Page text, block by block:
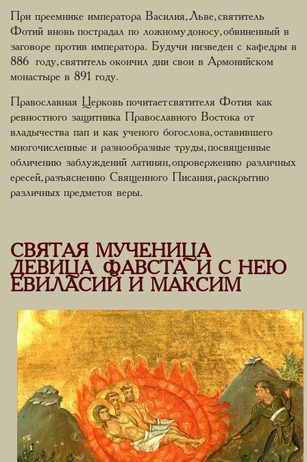
При преемнике императора Василия, Льве, святитель
Фотий вновь пострадал по ложному доносу, обвиненный в
заговоре против императора. Будучи низведен с кафедры в
886 году, святитель окончил дни свои в Армонийском
монастыре в 891 году.
Православная Церковь почитает святителя Фотия как
ревностного защитника Православного Востока от
владычества пап и как ученого богослова, оставившего
многочисленные и разнообразные труды, посвященные
обличению заблуждений латинян, опровержению различных
ересей, разъяснению Священного Писания, раскрытию
различных предметов веры.
СВЯТАЯ МУЧЕНИЦА
ДЕВИЦА ФАВСТА И С НЕЮ
ЕВИЛАСИЙ И МАКСИМ